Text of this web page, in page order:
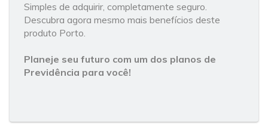
Simples de adquirir, completamente seguro.
Descubra agora mesmo mais benefícios deste
produto Porto.
Planeje seu futuro com um dos planos de
Previdência para você!